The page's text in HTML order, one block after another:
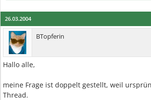
26.03.2004
BTopferin
Hallo alle,
meine Frage ist doppelt gestellt, weil
Thread.